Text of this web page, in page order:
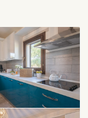
jardin planté
typique de la
3 chambres, une
de 2 personnes et
récente
dans un design